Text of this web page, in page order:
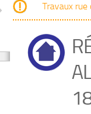
Travaux